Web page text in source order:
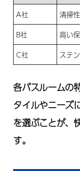
A社
清掃
B社
高い
C社
ステ
各バスルームの
タイルやニーズ
を選ぶことが、
す。